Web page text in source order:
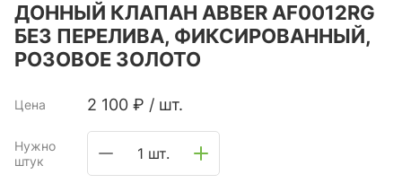
ДОННЫЙ КЛАПАН ABBER AF0012RG
БЕЗ ПЕРЕЛИВА, ФИКСИРОВАННЫЙ,
РОЗОВОЕ ЗОЛОТО
Цена 2 100 ₽ / шт.
Нужно
штук
1 шт.